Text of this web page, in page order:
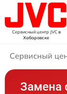
Сервисный центр JVCв
Хабаровске
Сервисный
Замена